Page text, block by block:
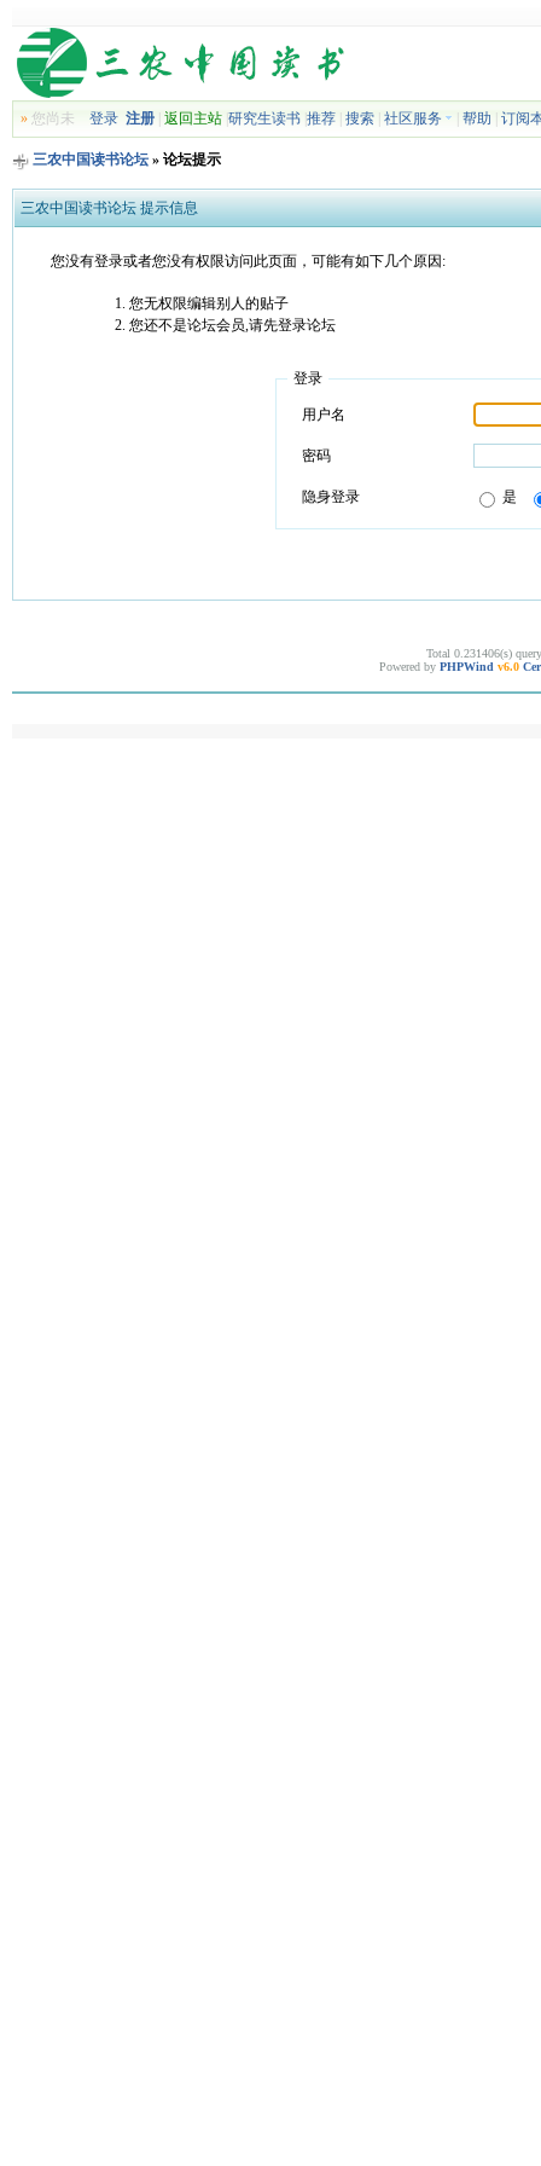
»您尚未 登录 注册| 返回主站| 研究生读书| 推荐| 搜索| 社区服务 帮助 订阅
三农中国读书论坛» 论坛提示
三农中国读书论坛 提示信息
您没有登录或者您没有权限访问此页面，可能有如下几个原因:
您无权限编辑别人的贴子
您还不是论坛会员,请先登录论坛
登录
用户名
密码
隐身登录 是
Total 0.231406(s)
Powered by PHPWind v6.0